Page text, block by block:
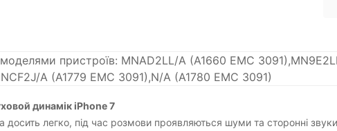
пристроїв: MNAD2LL/A (A1660 EMC
A (A1779 EMC 3091),N/A (A1780 EMC 3091)
iPhone 7
досить легко, під час розмови проявляються шуми та сторонні